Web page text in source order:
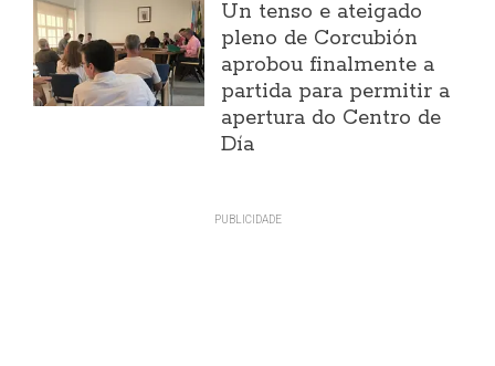
Un tenso e ateigado
pleno de Corcubión
aprobou finalmente a
partida para permitir a
apertura do Centro de
Día